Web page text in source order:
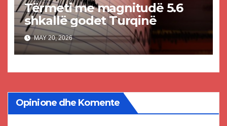
Tërmeti me magnitudë 5.6
shkallë godet Turqinë
MAY 20, 2026
Opinione dhe Komente